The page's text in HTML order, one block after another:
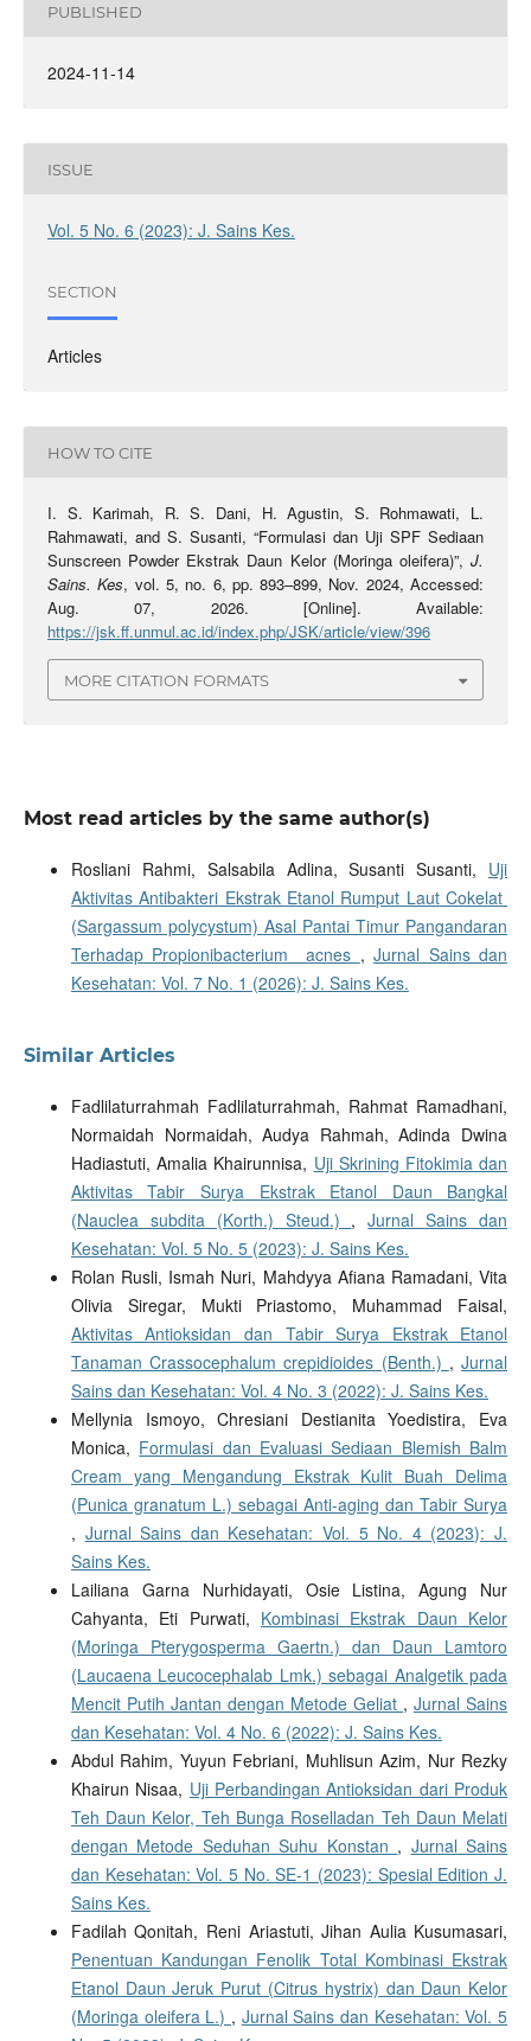
PUBLISHED
2024-11-14
ISSUE
Vol. 5 No. 6 (2023): J. Sains Kes.
SECTION
Articles
HOW TO CITE
I. S. Karimah, R. S. Dani, H. Agustin, S. Rohmawati, L.
Rahmawati, and S. Susanti, “Formulasi dan Uji SPF Sediaan
Sunscreen Powder Ekstrak Daun Kelor (Moringa oleifera)”,J.
Sains. Kes, vol. 5, no. 6, pp. 893–899, Nov. 2024, Accessed:
Aug. 07, 2026. [Online]. Available:
https://jsk.ff.unmul.ac.id/index.php/JSK/article/view/396
MORE CITATION FORMATS
Most read articles by the same author(s)
Rosliani Rahmi, Salsabila Adlina, Susanti Susanti, Uji
Aktivitas Antibakteri Ekstrak Etanol Rumput Laut Cokelat
(Sargassum polycystum) Asal Pantai Timur Pangandaran
Terhadap Propionibacterium acnes ,Jurnal Sains dan
Kesehatan: Vol. 7 No. 1 (2026): J. Sains Kes.
Similar Articles
Fadlilaturrahmah Fadlilaturrahmah, Rahmat Ramadhani,
Normaidah Normaidah, Audya Rahmah, Adinda Dwina
Hadiastuti, Amalia Khairunnisa, Uji Skrining Fitokimia dan
Aktivitas Tabir Surya Ekstrak Etanol Daun Bangkal
(Nauclea subdita (Korth.) Steud.) ,Jurnal Sains dan
Kesehatan: Vol. 5 No. 5 (2023): J. Sains Kes.
Rolan Rusli, Ismah Nuri, Mahdyya Afiana Ramadani, Vita
Olivia Siregar, Mukti Priastomo, Muhammad Faisal,
Aktivitas Antioksidan dan Tabir Surya Ekstrak Etanol
Tanaman Crassocephalum crepidioides (Benth.) ,Jurnal
Sains dan Kesehatan: Vol. 4 No. 3 (2022): J. Sains Kes.
Mellynia Ismoyo, Chresiani Destianita Yoedistira, Eva
Monica, Formulasi dan Evaluasi Sediaan Blemish Balm
Cream yang Mengandung Ekstrak Kulit Buah Delima
(Punica granatum L.) sebagai Anti-aging dan Tabir Surya
, Jurnal Sains dan Kesehatan: Vol. 5 No. 4 (2023): J.
Sains Kes.
Lailiana Garna Nurhidayati, Osie Listina, Agung Nur
Cahyanta, Eti Purwati, Kombinasi Ekstrak Daun Kelor
(Moringa Pterygosperma Gaertn.) dan Daun Lamtoro
(Laucaena Leucocephalab Lmk.) sebagai Analgetik pada
Mencit Putih Jantan dengan Metode Geliat ,Jurnal Sains
dan Kesehatan: Vol. 4 No. 6 (2022): J. Sains Kes.
Abdul Rahim, Yuyun Febriani, Muhlisun Azim, Nur Rezky
Khairun Nisaa, Uji Perbandingan Antioksidan dari Produk
Teh Daun Kelor, Teh Bunga Roselladan Teh Daun Melati
dengan Metode Seduhan Suhu Konstan , Jurnal Sains
dan Kesehatan: Vol. 5 No. SE-1 (2023): Spesial Edition J.
Sains Kes.
Fadilah Qonitah, Reni Ariastuti, Jihan Aulia Kusumasari,
Penentuan Kandungan Fenolik Total Kombinasi Ekstrak
Etanol Daun Jeruk Purut (Citrus hystrix) dan Daun Kelor
(Moringa oleifera L.) , Jurnal Sains dan Kesehatan: Vol. 5